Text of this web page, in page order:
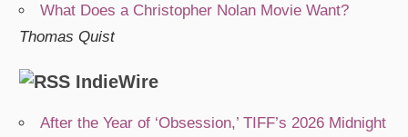
What Does a Christopher Nolan Movie Want?
Thomas Quist
IndieWire
After the Year of ‘Obsession,’ TIFF’s 2026 Midnight